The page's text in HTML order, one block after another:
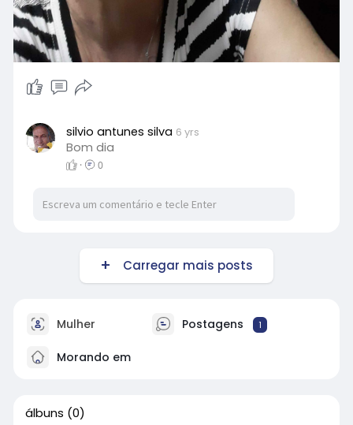
silvio antunes silva 6 yrs
Bom dia
· 0
Carregar mais posts
Mulher Postagens 1
Morando em
álbuns (0)